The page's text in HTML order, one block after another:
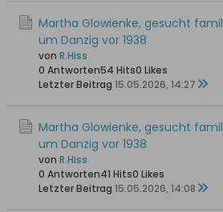
Martha Glowienke, gesucht
um Danzig vor 1938
von R.Hiss
0 Antworten54 Hits0 Likes
Letzter Beitrag 15.05.2026, 14:27
Martha Glowienke, gesucht
um Danzig vor 1938
von R.Hiss
0 Antworten41 Hits0 Likes
Letzter Beitrag 15.05.2026, 14:08